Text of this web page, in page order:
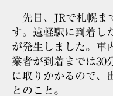
先日、JRで札幌ま
す。遠軽駅に到着し
が発生しました。車
業者が到着までは30
に取りかかるので、
とのこと。